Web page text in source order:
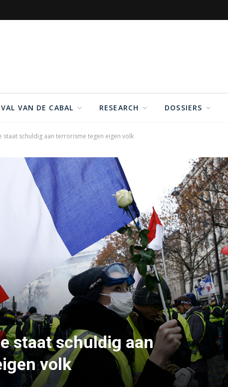
VAL VAN DE CABAL RESEARCH DOSSIERS
staat schuldig aan terrorisme tegen eigen volk
staat schuldig aan
volk